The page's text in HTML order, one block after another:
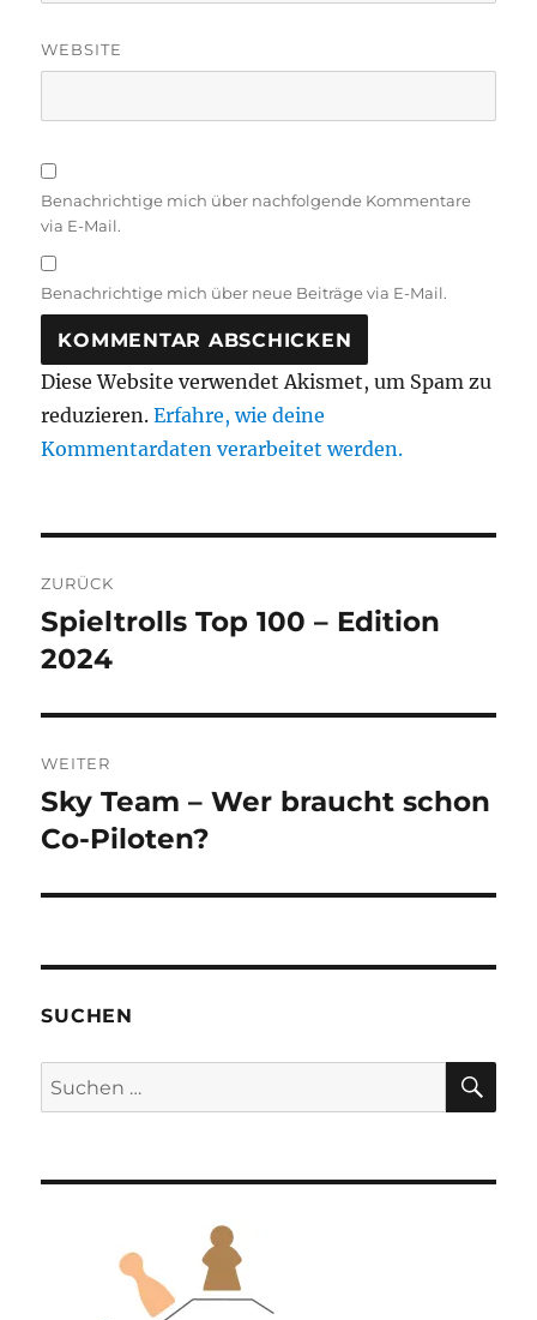
WEBSITE
Benachrichtige mich über nachfolgende Kommentare
via E-Mail.
Benachrichtige mich über neue Beiträge via E-Mail.
Diese Website verwendet Akismet, um Spam zu
reduzieren.Erfahre, wie deine
Kommentardaten verarbeitet werden.
ZURÜCK
Vorheriger
Beitrag:
Spieltrolls Top 100 – Edition
2024
WEITER
Nächster
Beitrag:
Sky Team – Wer braucht schon
Co-Piloten?
SUCHEN
Suchen
nach: